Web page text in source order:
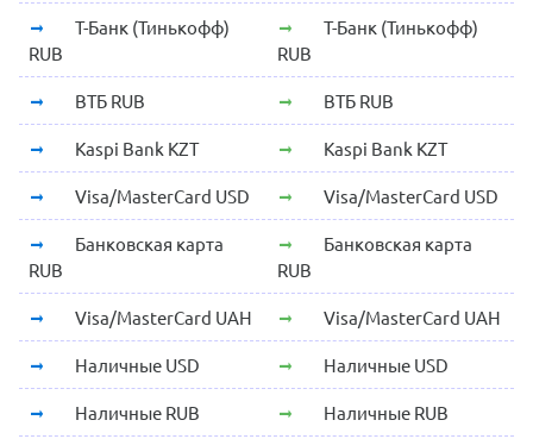
Т-Банк (Тинькофф)
RUB
Т-Банк (Тинькофф)
RUB
ВТБ RUB ВТБ RUB
Kaspi Bank KZT Kaspi Bank KZT
Visa/MasterCard USD Visa/MasterCard USD
Банковская карта
RUB
Банковская карта
RUB
Visa/MasterCard UAH Visa/MasterCard UAH
Наличные USD Наличные USD
Наличные RUB Наличные RUB